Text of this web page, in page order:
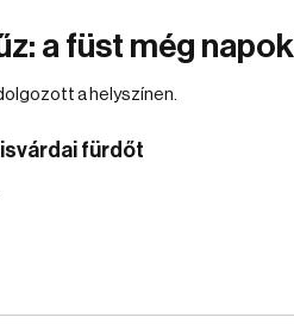
a füst még
a helyszínen.
fürdőt